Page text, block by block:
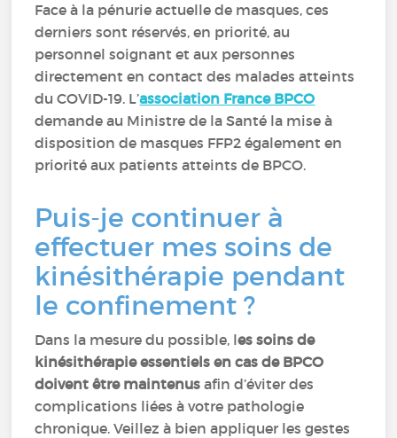
Face à la pénurie actuelle de masques, ces
derniers sont réservés, en priorité, au
personnel soignant et aux personnes
directement en contact des malades atteints
du COVID-19. L’association France BPCO
demande au Ministre de la Santé la mise à
disposition de masques FFP2 également en
priorité aux patients atteints de BPCO.
Puis-je continuer à
effectuer mes soins de
kinésithérapie pendant
le confinement ?
Dans la mesure du possible, les soins de
kinésithérapie essentiels en cas de BPCO
doivent être maintenus afin d’éviter des
complications liées à votre pathologie
chronique. Veillez à bien appliquer les gestes